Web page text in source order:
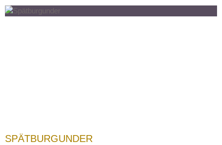
SPÄTBURGUNDER